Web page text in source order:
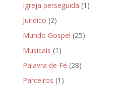
Igreja perseguida (1)
Juridico (2)
Mundo Gospel (25)
Musicais (1)
Palavra de Fé (28)
Parceiros (1)